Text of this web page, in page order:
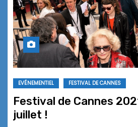
EVÉNEMENTIEL FESTIVAL DE CANNES
Festival de Cannes
juillet !